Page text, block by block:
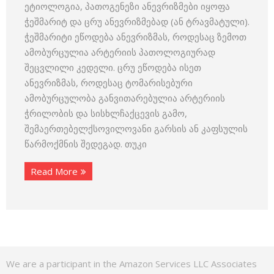
ეტიოლოგია, პათოგენეზი ანევრიზმები იყოფა
ჭეშმარიტ და ცრუ ანევრიზმებად (ან ტრავმატული).
ჭეშმარიტი ეწოდება ანევრიზმას, როდესაც ზემოთ
ამობურცულია არტერიის პათოლოგიურად
შეცვლილი კედელი. ცრუ ეწოდება ისეთ
ანევრიზმას, როდესაც ტომარისებური
ამობურცულობა განვითარებულია არტერიის
ჭრილობის და სისხლჩაქცევის გამო,
შემაერთებელქსოვილოვანი გარსის ან კაფსულის
წარმოქმნის შედეგად. თუკი
Read More
We are a participant in the Amazon Services LLC Associates